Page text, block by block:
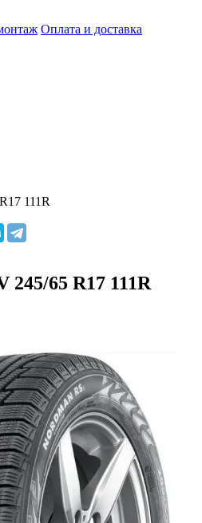
Оплата и доставка
111R
245/65 R17 111R